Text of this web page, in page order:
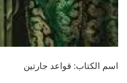
اسم الكتاب: قواعد جارتين